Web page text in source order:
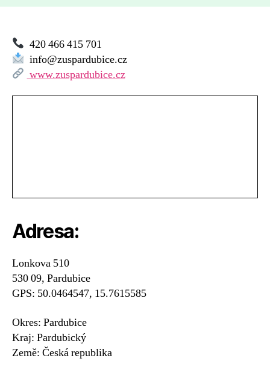
420 466 415 701
info@zuspardubice.cz
www.zuspardubice.cz
Adresa:
Lonkova 510
530 09, Pardubice
GPS: 50.0464547, 15.7615585
Okres: Pardubice
Kraj: Pardubický
Země: Česká republika